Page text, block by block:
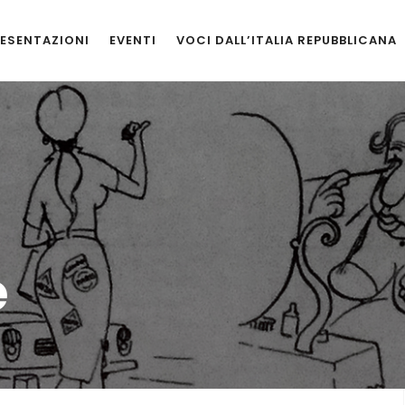
EVENTI VOCI DALL’ITALIA REPUBBLICANA